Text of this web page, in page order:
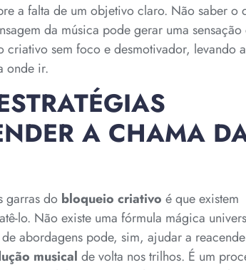
a falta de um objetivo claro. Não saber o
da música pode gerar uma sensação
sem foco e desmotivador, levando
onde ir.
A CHAMA
garras do bloqueio criativo é que existem
lo. Não existe uma fórmula mágica
abordagens pode, sim, ajudar a
musical de volta nos trilhos. É um